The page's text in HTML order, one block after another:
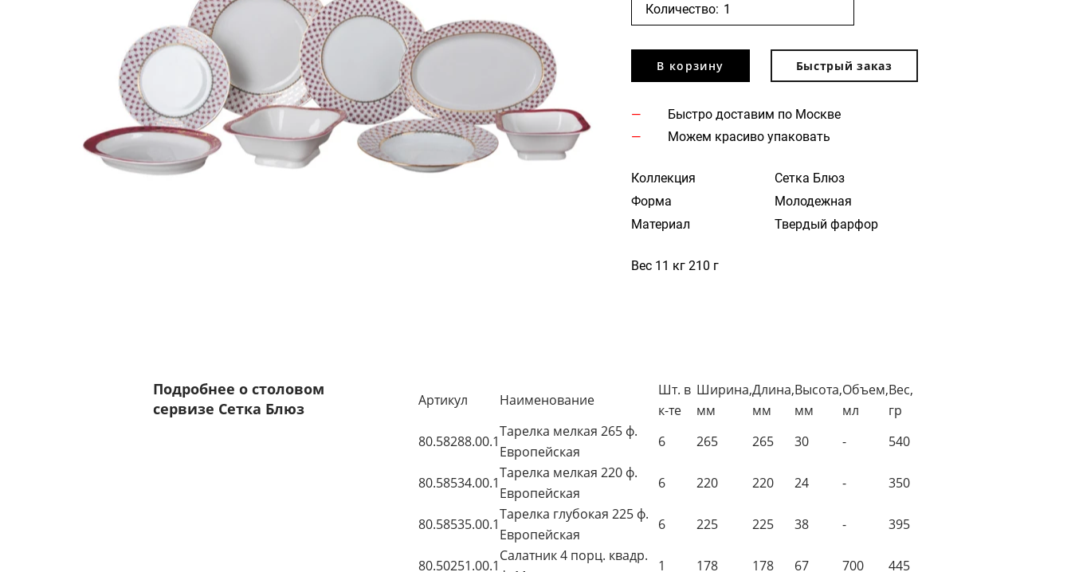
Количество:
В корзину Быстрый заказ
Быстро доставим по Москве
Можем красиво упаковать
Коллекция
Сетка Блюз
Форма
Молодежная
Материал
Твердый фарфор
Вес 11 кг 210 г
Подробнее о столовом
сервизе Сетка Блюз
Артикул Наименование
Шт. в
к-те
Ширина,
мм
Длина,
мм
Высота,
мм
Объем,
мл
Вес,
гр
80.58288.00.1
Тарелка мелкая 265 ф.
Европейская
6 265 265 30 - 540
80.58534.00.1
Тарелка мелкая 220 ф.
Европейская
6 220 220 24 - 350
80.58535.00.1
Тарелка глубокая 225 ф.
Европейская
6 225 225 38 - 395
80.50251.00.1
Салатник 4 порц. квадр.
1 178 178 67 700 445